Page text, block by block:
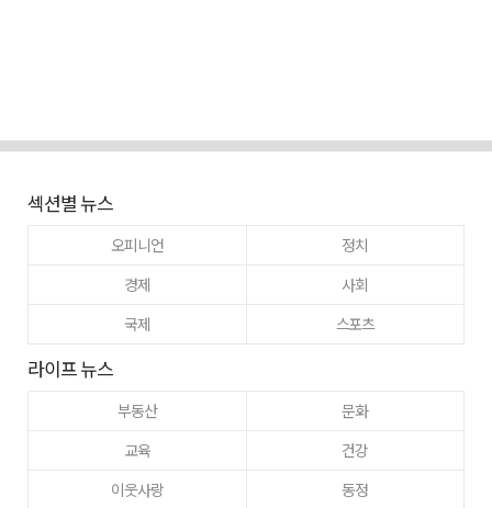
섹션별 뉴스
오피니언
정치
경제
사회
국제
스포츠
라이프 뉴스
부동산
문화
교육
건강
이웃사랑
동정